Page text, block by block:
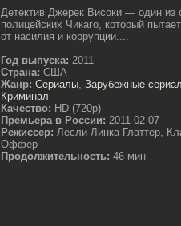
Детектив Джерек Високи — один из
полицейских Чикаго, который
от насилия и коррупции....
Год выпуска: 2011
Страна: США
Жанр: Сериалы, Зарубежные
Криминал
Качество: HD (720p)
Премьера в России: 2011-02-07
Режиссер: Лесли Линка Глаттер,
Оффер
Продолжительность: 46 мин